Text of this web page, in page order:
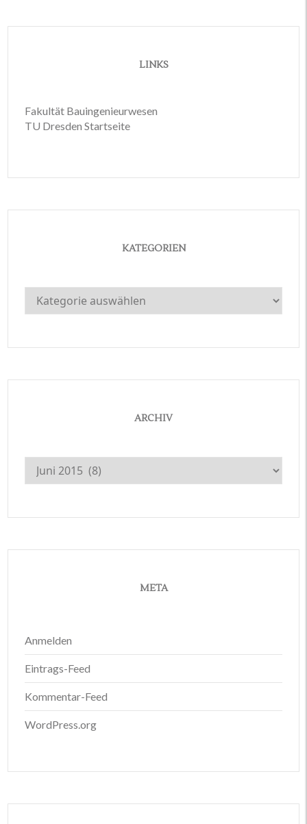
LINKS
Fakultät Bauingenieurwesen
TU Dresden Startseite
KATEGORIEN
Kategorien
ARCHIV
Archiv
META
Anmelden
Eintrags-Feed
Kommentar-Feed
WordPress.org